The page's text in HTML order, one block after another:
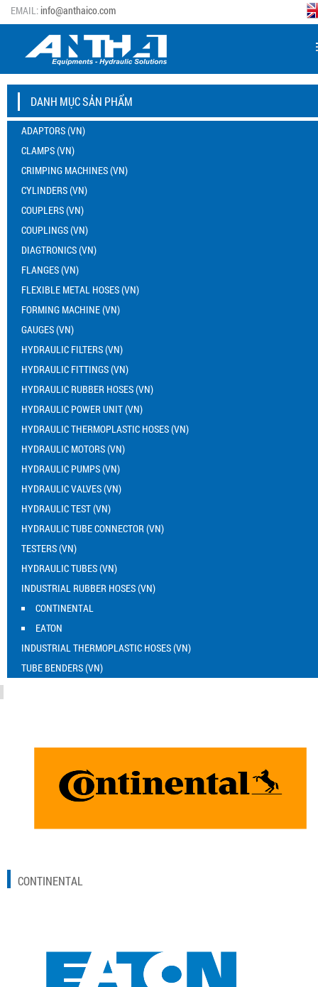
EMAIL: info@anthaico.com
DANH MỤC SẢN PHẨM
ADAPTORS (VN)
CLAMPS (VN)
CRIMPING MACHINES (VN)
CYLINDERS (VN)
COUPLERS (VN)
COUPLINGS (VN)
DIAGTRONICS (VN)
FLANGES (VN)
FLEXIBLE METAL HOSES (VN)
FORMING MACHINE (VN)
GAUGES (VN)
HYDRAULIC FILTERS (VN)
HYDRAULIC FITTINGS (VN)
HYDRAULIC RUBBER HOSES (VN)
HYDRAULIC POWER UNIT (VN)
HYDRAULIC THERMOPLASTIC HOSES (VN)
HYDRAULIC MOTORS (VN)
HYDRAULIC PUMPS (VN)
HYDRAULIC VALVES (VN)
HYDRAULIC TEST (VN)
HYDRAULIC TUBE CONNECTOR (VN)
TESTERS (VN)
HYDRAULIC TUBES (VN)
INDUSTRIAL RUBBER HOSES (VN)
CONTINENTAL
EATON
INDUSTRIAL THERMOPLASTIC HOSES (VN)
TUBE BENDERS (VN)
CONTINENTAL